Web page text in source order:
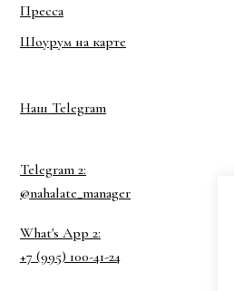
Пресса
Шоурум на карте
Наш Telegram
@nahalate_manager
Telegram 2:
+7 (995) 100-41-24
What's App 2: